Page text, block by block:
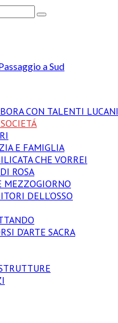
CON TALENTI LUCANI
E FAMIGLIA
CHE VORREI
ROSA
MEZZOGIORNO
DELL’OSSO
D’ARTE SACRA